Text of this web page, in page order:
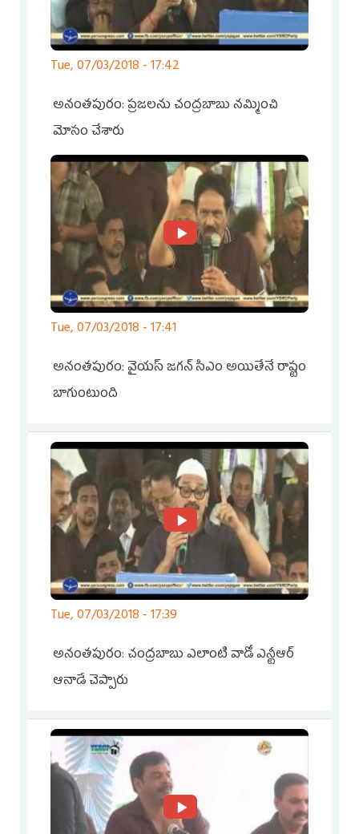
Tue, 07/03/2018 - 17:42
అనంతపురం: ప్రజలను చంద్రబాబు నమ్మించి
మోసం చేశారు
Tue, 07/03/2018 - 17:41
అనంతపురం: వైయస్ జగన్ సిఎం అయితేనే రాష్టం
బాగుంటుంది
Tue, 07/03/2018 - 17:39
అనంతపురం: చంద్రబాబు ఎలాంటి వాడో ఎన్టీఆర్
ఆనాడే చెప్పారు
Pages